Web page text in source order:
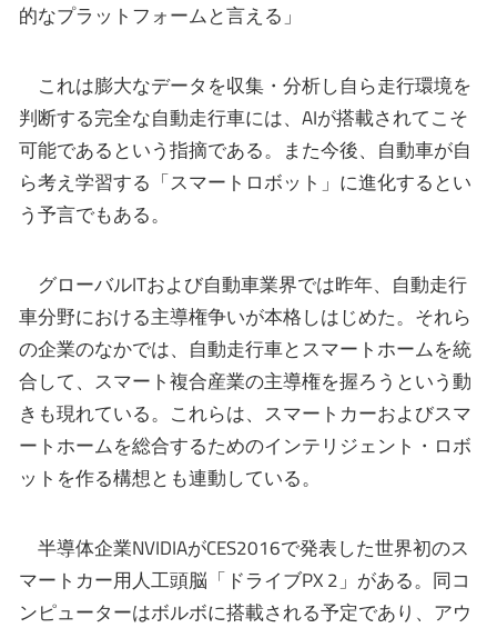
的なプラットフォームと言える」
これは膨大なデータを収集・分析し自ら走行環境を
判断する完全な自動走行車には、AIが搭載されてこそ
可能であるという指摘である。また今後、自動車が自
ら考え学習する「スマートロボット」に進化するとい
う予言でもある。
グローバルITおよび自動車業界では昨年、自動走行
車分野における主導権争いが本格しはじめた。それら
の企業のなかでは、自動走行車とスマートホームを統
合して、スマート複合産業の主導権を握ろうという動
きも現れている。これらは、スマートカーおよびスマ
ートホームを総合するためのインテリジェント・ロボ
ットを作る構想とも連動している。
半導体企業NVIDIAがCES2016で発表した世界初のス
マートカー用人工頭脳「ドライブPX 2」がある。同コ
ンピューターはボルボに搭載される予定であり、アウ